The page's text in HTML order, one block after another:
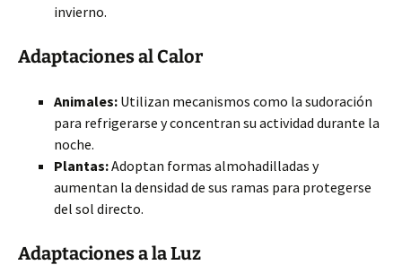
invierno.
Adaptaciones al Calor
Animales: Utilizan mecanismos como la sudoración
para refrigerarse y concentran su actividad durante la
noche.
Plantas:Adoptan formas almohadilladas y
aumentan la densidad de sus ramas para protegerse
del sol directo.
Adaptaciones a la Luz